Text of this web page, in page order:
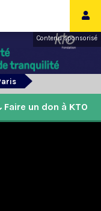
Contenu sponsorisé
Faire un don à KTO